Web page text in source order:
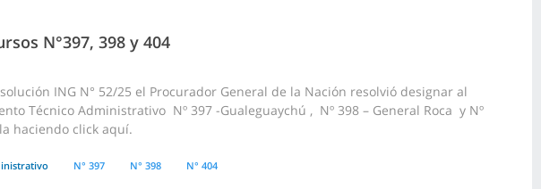
N°397, 398 y 404
ING N° 52/25 el Procurador General de la Nación resolvió designar al
Técnico Administrativo Nº 397 -Gualeguaychú , Nº 398 – General Roca y Nº
haciendo click aquí.
N° 397 N° 398 N° 404